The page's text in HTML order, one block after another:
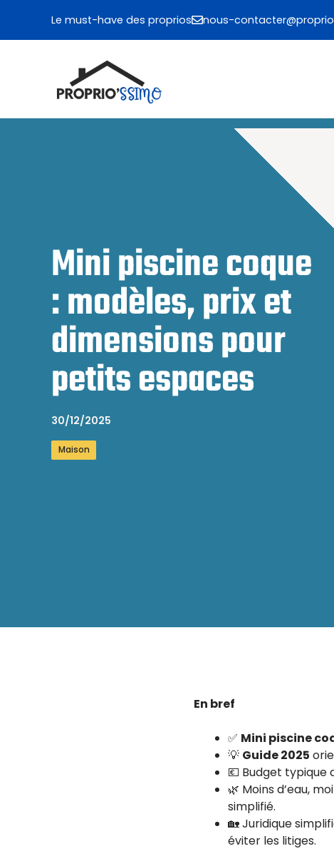
contenu
Le must-have des proprios nous-
Mini piscine coque
: modèles, prix et
dimensions pour
petits espaces
30/12/2025
Maison
En bref
✅ Mini piscine
💡 Guide 2025
💶 Budget typique
🌿 Moins d’eau,
simplifié.
🏡 Juridique
éviter les litiges.